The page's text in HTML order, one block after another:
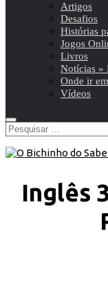
Artigos
Desafios
Histórias
Jogos
Livros
Notícias »
Onde ir
Vídeos
Pesquisar
por:
Inglês